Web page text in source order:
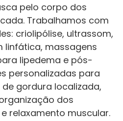
pelo corpo dos
Trabalhamos com
criolipólise, ultrassom,
linfática, massagens
lipedema e pós-
personalizadas para
gordura localizada,
dos
relaxamento muscular.